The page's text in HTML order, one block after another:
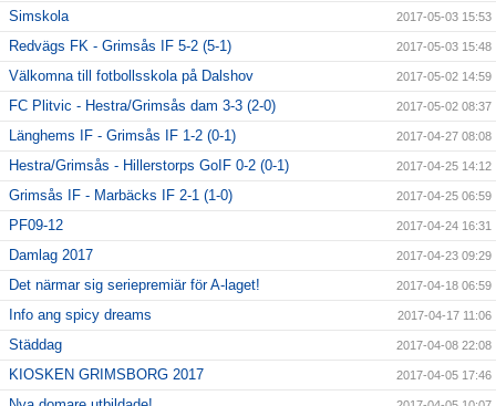
Simskola 2017-05-03 15:53
Redvägs FK - Grimsås IF 5-2 (5-1) 2017-05-03 15:48
Välkomna till fotbollsskola på Dalshov 2017-05-02 14:59
FC Plitvic - Hestra/Grimsås dam 3-3 (2-0) 2017-05-02 08:37
Länghems IF - Grimsås IF 1-2 (0-1) 2017-04-27 08:08
Hestra/Grimsås - Hillerstorps GoIF 0-2 (0-1) 2017-04-25 14:12
Grimsås IF - Marbäcks IF 2-1 (1-0) 2017-04-25 06:59
PF09-12 2017-04-24 16:31
Damlag 2017 2017-04-23 09:29
Det närmar sig seriepremiär för A-laget! 2017-04-18 06:59
Info ang spicy dreams 2017-04-17 11:06
Städdag 2017-04-08 22:08
KIOSKEN GRIMSBORG 2017 2017-04-05 17:46